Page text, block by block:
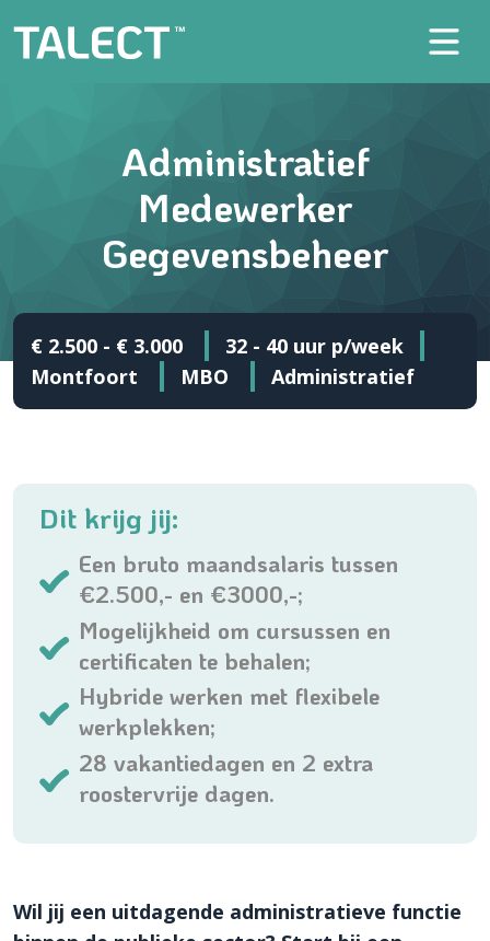
Administratief
Medewerker
Gegevensbeheer
€ 2.500 - € 3.000
32 - 40 uur p/week
Montfoort
MBO Administratief
Dit krijg jij:
Een bruto maandsalaris tussen
€2.500,- en €3000,-;
Mogelijkheid om cursussen en
certificaten te behalen;
Hybride werken met flexibele
werkplekken;
28 vakantiedagen en 2 extra
roostervrije dagen.
Wil jij een uitdagende administratieve functie